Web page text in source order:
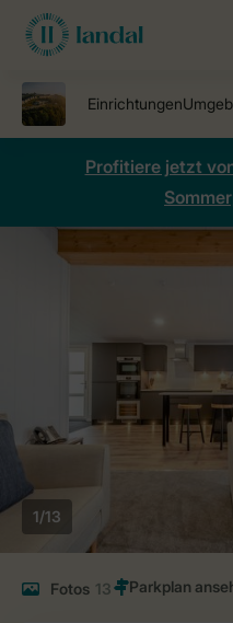
Profitiere jetzt
1/13
Fotos 13